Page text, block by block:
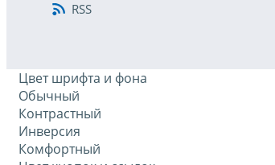
RSS
Цвет шрифта и фона
Обычный
Контрастный
Инверсия
Комфортный